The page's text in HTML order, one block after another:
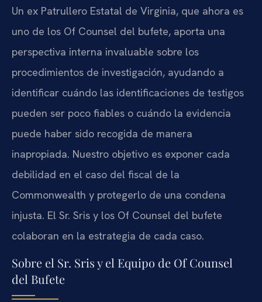
Un ex Patrullero Estatal de Virginia, que ahora es
uno de los Of Counsel del bufete, aporta una
perspectiva interna invaluable sobre los
procedimientos de investigación, ayudando a
identificar cuándo las identificaciones de testigos
pueden ser poco fiables o cuándo la evidencia
puede haber sido recogida de manera
inapropiada. Nuestro objetivo es exponer cada
debilidad en el caso del fiscal de la
Commonwealth y protegerlo de una condena
injusta. El Sr. Sris y los Of Counsel del bufete
colaboran en la estrategia de cada caso.
Sobre el Sr. Sris y el Equipo de Of Counsel
del Bufete